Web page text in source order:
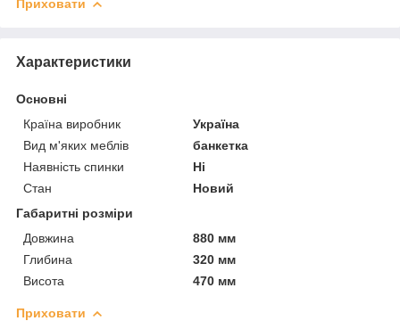
Приховати
Характеристики
Основні
Країна виробник
Україна
Вид м'яких меблів
банкетка
Наявність спинки
Ні
Стан
Новий
Габаритні розміри
Довжина
880 мм
Глибина
320 мм
Висота
470 мм
Приховати